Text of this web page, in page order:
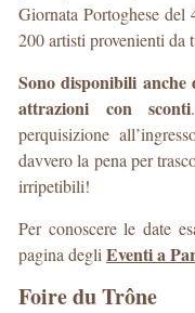
Giornata Portoghese
200 artisti provenienti da
Sono disponibili
attrazioni con sconti
perquisizione
davvero la pena per
irripetibili!
Per conoscere le date
pagina degli Eventi a
Foire du Trône